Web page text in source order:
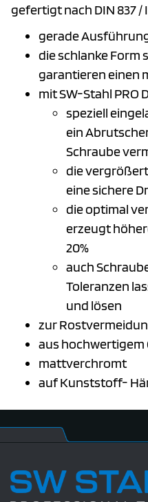
gefertigt nach DIN 837 /
gerade
die schlanke Form
garantieren einen
mit SW-Stahl PRO
speziell
ein
Schraube
die
eine sichere
die optimal
erzeugt
20%
auch
Toleranzen
und lösen
zur
aus hochwertigem
mattverchromt
auf Kunststoff-